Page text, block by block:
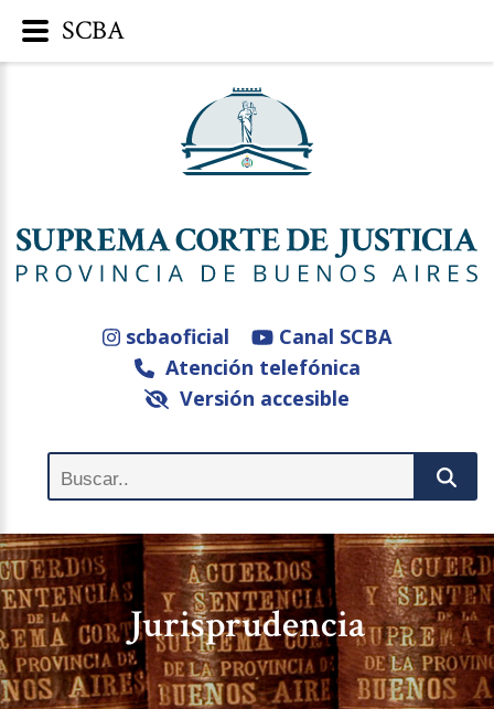
scbaoficial
Canal SCBA
Atención telefónica
Versión accesible
Jurisprudencia
SCBA